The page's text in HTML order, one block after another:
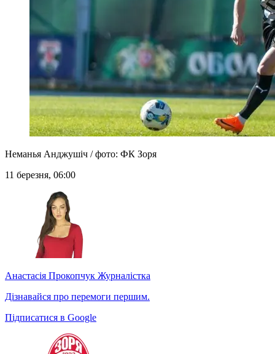
Неманья Анджушіч / фото: ФК Зоря
11 березня, 06:00
Анастасія Прокопчук Журналістка
Дізнавайся про перемоги першим.
Підписатися в Google